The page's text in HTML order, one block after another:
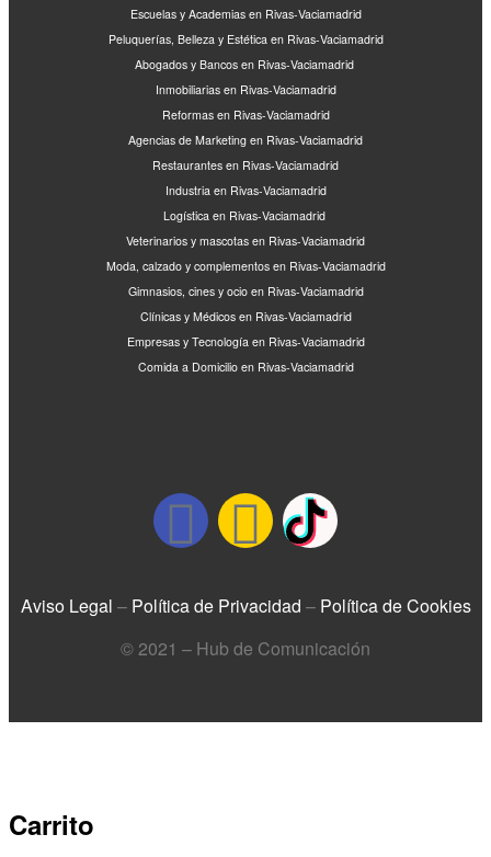
Escuelas y Academias en Rivas-Vaciamadrid
Peluquerías, Belleza y Estética en Rivas-Vaciamadrid
Abogados y Bancos en Rivas-Vaciamadrid
Inmobiliarias en Rivas-Vaciamadrid
Reformas en Rivas-Vaciamadrid
Agencias de Marketing en Rivas-Vaciamadrid
Restaurantes en Rivas-Vaciamadrid
Industria en Rivas-Vaciamadrid
Logística en Rivas-Vaciamadrid
Veterinarios y mascotas en Rivas-Vaciamadrid
Moda, calzado y complementos en Rivas-Vaciamadrid
Gimnasios, cines y ocio en Rivas-Vaciamadrid
Clínicas y Médicos en Rivas-Vaciamadrid
Empresas y Tecnología en Rivas-Vaciamadrid
Comida a Domicilio en Rivas-Vaciamadrid
Aviso Legal – Política de Privacidad – Política de Cookies
© 2021 – Hub de Comunicación
Carrito